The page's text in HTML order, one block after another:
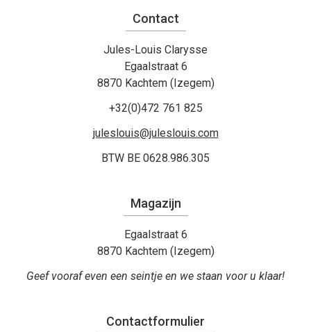
Contact
Jules-Louis Clarysse
Egaalstraat 6
8870 Kachtem (Izegem)
+32(0)472 761 825
juleslouis@juleslouis.com
BTW BE 0628.986.305
Magazijn
Egaalstraat 6
8870 Kachtem (Izegem)
Geef vooraf even een seintje en we staan voor u klaar!
Contactformulier